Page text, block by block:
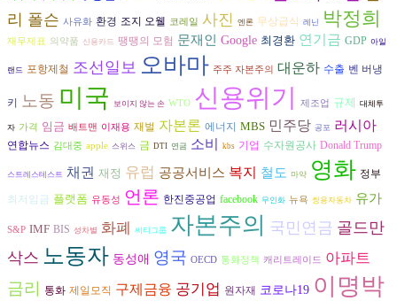
리 폴슨 사유화 환경 조지 오웰 코레일 사진 엔론 무상급식 레닌 박정희
재무제표 의약품 신용카드 땡땡의 모험 문재인 Google 최경환 연기금 GDP 아일
랜드 포항제철 조선일보 오바마 주주 자본주의 대운하 수출 벤 버냉
키 노동 미국 보이지 않는 손 WTO 신용위기 제조업 규제 대체투
자 가격 임금 배트맨 이재용 재벌 자본론 에너지 MBS 민주당 공포 러시아
연합뉴스 김대중 apple 스위스 금 DTI 연금 소비 kbs 기업 수자원공사 Donald Trump
스트레스테스트 채권 재정 유럽 공공서비스 복지 철도 마약 영화 정부
최저임금 플랫폼 유동성 언론 한진중공업 facebook 무인화 뉴욕 쌍용자동차 유가
S&P IMF BIS 성차별 화폐 씨티그룹 자본주의 국민연금 골드만
삭스 노동자 동성애 영국 OECD 통화정책 캐리트레이드 아파트
금리 통화 제일모직 구제금융 공기업 원자재 코로나19 이명박